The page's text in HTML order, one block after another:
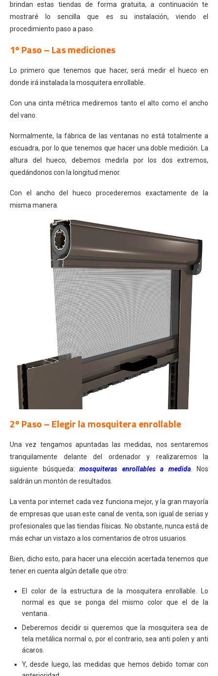
brindan estas tiendas de forma gratuita, a continuación te
mostraré lo sencilla que es su instalación, viendo el
procedimiento paso a paso.
1º Paso – Las mediciones
Lo primero que tenemos que hacer, será medir el hueco en
donde irá instalada la mosquitera enrollable.
Con una cinta métrica mediremos tanto el alto como el ancho
del vano.
Normalmente, la fábrica de las ventanas no está totalmente a
escuadra, por lo que tenemos que hacer una doble medición. La
altura del hueco, debemos medirla por los dos extremos,
quedándonos con la longitud menor.
Con el ancho del hueco procederemos exactamente de la
misma manera.
2º Paso – Elegir la mosquitera enrollable
Una vez tengamos apuntadas las medidas, nos sentaremos
tranquilamente delante del ordenador y realizaremos la
siguiente búsqueda: mosquiteras enrollables a medida. Nos
saldrán un montón de resultados.
La venta por internet cada vez funciona mejor, y la gran mayoría
de empresas que usan este canal de venta, son igual de serias y
profesionales que las tiendas físicas. No obstante, nunca está de
más echar un vistazo a los comentarios de otros usuarios.
Bien, dicho esto, para hacer una elección acertada tenemos que
tener en cuenta algún detalle que otro:
El color de la estructura de la mosquitera enrollable. Lo
normal es que se ponga del mismo color que el de la
ventana.
Deberemos decidir si queremos que la mosquitera sea de
tela metálica normal o, por el contrario, sea anti polen y anti
ácaros.
Y, desde luego, las medidas que hemos debido tomar con